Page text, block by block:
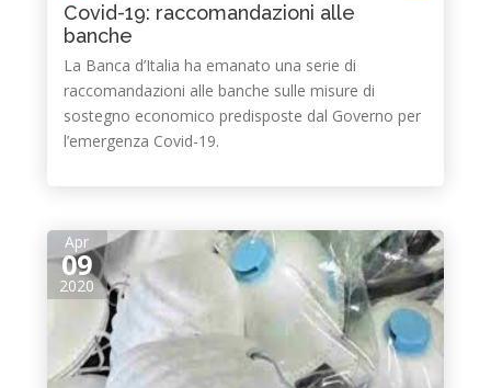
Covid-19: raccomandazioni alle
banche
La Banca d’Italia ha emanato una serie di
raccomandazioni alle banche sulle misure di
sostegno economico predisposte dal Governo per
l’emergenza Covid-19.
Apr
09
2020